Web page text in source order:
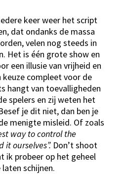
keer weer het script
dat ondanks de massa
velen nog steeds in
Het is één grote show en
een illusie van vrijheid en
keuze compleet voor de
hangt van toevalligheden
spelers en zij weten het
je dit niet, dan ben je
menigte misleid. Of zoals
way to control the
it ourselves”. Don’t shoot
ik probeer op het geheel
schijnen.